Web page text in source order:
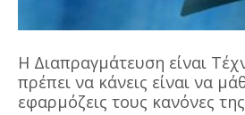
Η Διαπραγμάτευση είναι
πρέπει να κάνεις είναι να
εφαρμόζεις τους κανόνες